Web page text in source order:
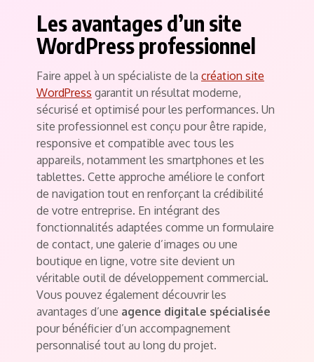
Les avantages d’un site
WordPress professionnel
Faire appel à un spécialiste de la création site
WordPress garantit un résultat moderne,
sécurisé et optimisé pour les performances. Un
site professionnel est conçu pour être rapide,
responsive et compatible avec tous les
appareils, notamment les smartphones et les
tablettes. Cette approche améliore le confort
de navigation tout en renforçant la crédibilité
de votre entreprise. En intégrant des
fonctionnalités adaptées comme un formulaire
de contact, une galerie d’images ou une
boutique en ligne, votre site devient un
véritable outil de développement commercial.
Vous pouvez également découvrir les
avantages d’une agence digitale spécialisée
pour bénéficier d’un accompagnement
personnalisé tout au long du projet.